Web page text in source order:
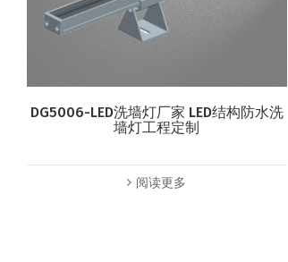
DG5006-LED洗墙灯厂家 LED结构防水洗
墙灯工程定制
阅读更多